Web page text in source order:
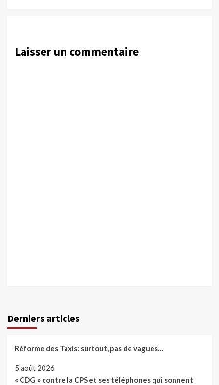
Laisser un commentaire
Derniers articles
Réforme des Taxis: surtout, pas de vagues…
5 août 2026
« CDG » contre la CPS et ses téléphones qui sonnent